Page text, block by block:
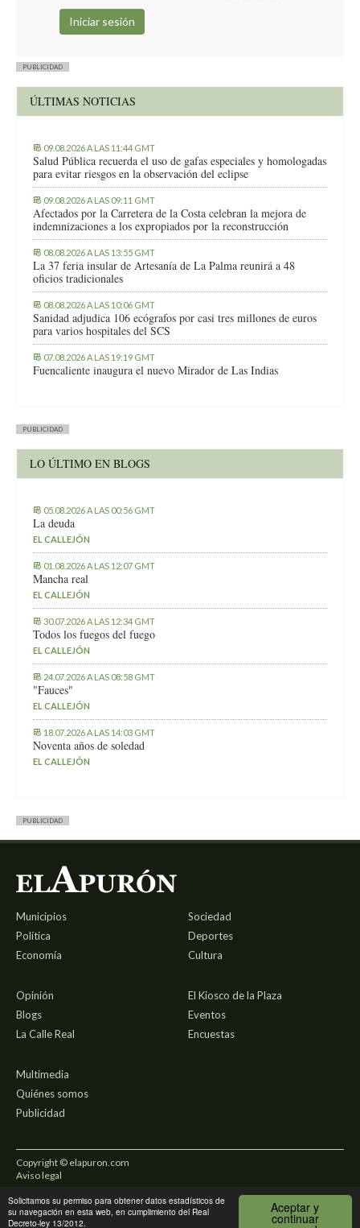
Aceptar y
continuar
Solicitamos su permiso para obtener datos estadísticos de
su navegación en esta web, en cumplimiento del Real
Decreto-ley 13/2012.
PUBLICIDAD
ÚLTIMAS NOTICIAS
09.08.2026 A LAS 11:44 GMT
Salud Pública recuerda el uso de gafas especiales y homologadas
para evitar riesgos en la observación del eclipse
09.08.2026 A LAS 09:11 GMT
Afectados por la Carretera de la Costa celebran la mejora de
indemnizaciones a los expropiados por la reconstrucción
08.08.2026 A LAS 13:55 GMT
La 37 feria insular de Artesanía de La Palma reunirá a 48
oficios tradicionales
08.08.2026 A LAS 10:06 GMT
Sanidad adjudica 106 ecógrafos por casi tres millones de euros
para varios hospitales del SCS
07.08.2026 A LAS 19:19 GMT
Fuencaliente inaugura el nuevo Mirador de Las Indias
PUBLICIDAD
LO ÚLTIMO EN BLOGS
05.08.2026 A LAS 00:56 GMT
La deuda
EL CALLEJÓN
01.08.2026 A LAS 12:07 GMT
Mancha real
EL CALLEJÓN
30.07.2026 A LAS 12:34 GMT
Todos los fuegos del fuego
EL CALLEJÓN
24.07.2026 A LAS 08:58 GMT
"Fauces"
EL CALLEJÓN
18.07.2026 A LAS 14:03 GMT
Noventa años de soledad
EL CALLEJÓN
PUBLICIDAD
Municipios
Política
Economía
Sociedad
Deportes
Cultura
Opinión
Blogs
La Calle Real
El Kiosco de la Plaza
Eventos
Encuestas
Multimedia
Quiénes somos
Publicidad
Copyright © elapuron.com
Aviso legal
Política de privacidad